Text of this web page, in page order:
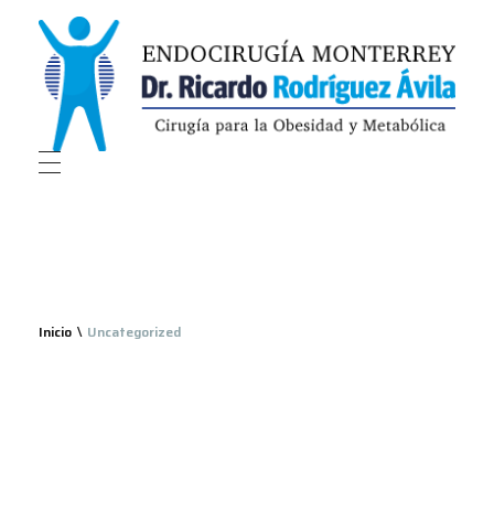
Endocirugía Monterrey
Endocirugía Monterrey
Inicio Uncategorized